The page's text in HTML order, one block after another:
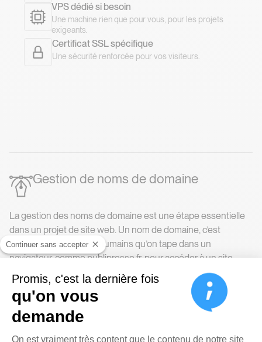
VPS dédié si besoin
Une machine rien que pour vous, pour les projets
exigeants.
Certificat SSL spécifique
Une sécurité renforcée pour vos visiteurs.
Gestion de noms de domaine
La gestion des noms de domaine est une étape essentielle
dans un projet de site web. Un nom de domaine, c’est
l’adresse lisible par les humains qu’on tape dans un
navigateur, comme publipresse.fr, pour accéder à un site.
C’est bien plus simple à retenir qu’une adresse IP !
La première étape consiste à choisir un nom de domaine
pertinent, qui reflète l’activité du site ou de l’entreprise. Il doit
être court, facile à mémoriser et à épeler. Une fois le nom
Continuer sans accepter
Promis, c'est la dernière fois
qu'on vous
demande
Plateforme de Gestion du
On est vraiment très content que le contenu de notre site